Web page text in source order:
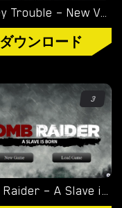
Trolley Trouble – New Version 0.19.0 [NTRaction]
ダウンロード
3
Tomb Raider – A Slave is Born – Version 1.2 [Junkymana]